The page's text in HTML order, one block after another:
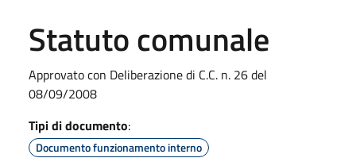
Statuto comunale
Approvato con Deliberazione di C.C. n. 26 del
08/09/2008
Tipi di documento:
Documento funzionamento interno